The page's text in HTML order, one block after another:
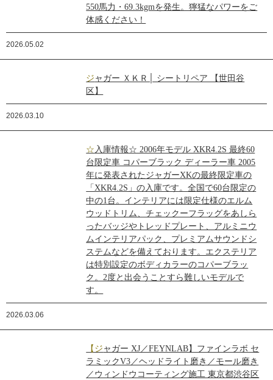
550馬力・69.3kgmを発生。獰猛なパワーをご
体感ください！
2026.05.02
ジャガー ＸＫＲ│ シートリペア 【世田谷
区】
2026.03.10
☆入庫情報☆ 2006年モデル XKR4.2S 最終60
台限定車 コパーブラック ディーラー車 2005
年に発表されたジャガーXKの最終限定車の
「XKR4.2S」の入庫です。全国で60台限定の
中の1台。インテリアには限定仕様のエルム
ウッドトリム、チェックーフラッグをあしら
ったバッジやトレッドプレート、アルミニウ
ムインテリアパック、プレミアムサウンドシ
ステムなどを備えております。エクステリア
は特別設定のボディカラーのコパーブラッ
ク。2度と出会うことすら難しいモデルで
す。
2026.03.06
【ジャガー XJ／FEYNLAB】ファインラボ セ
ラミックV3／ヘッドライト磨き／モール磨き
／ウィンドウコーティング施工 東京都渋谷区